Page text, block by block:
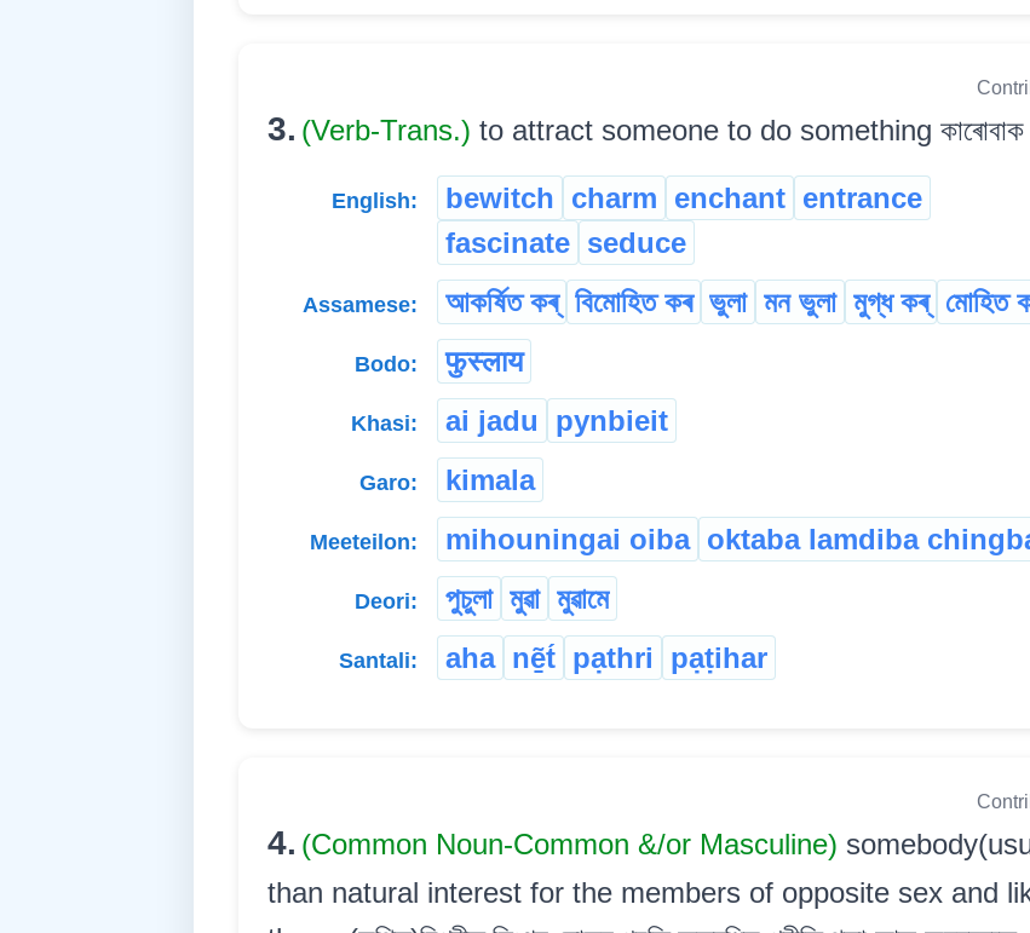
3. (Verb-Trans.) to attract someone to do something কাৰোবাক
English: bewitch charm enchant entrance
fascinate seduce
Assamese: আকৰ্ষিত কৰ্ বিমোহিত কৰ ভুলা মন ভুলা মুগ্ধ কৰ্ মোহিত
Bodo: फुस्लाय
Khasi: ai jadu pynbieit
Garo: kimala
Meeteilon: mihouningai oiba oktaba lamdiba
Deori: পুচুলা মুৱা মুৱামে
Santali: aha nẽ̱t́ pạthri pạṭihar
4. (Common Noun-Common &/or Masculine)
than natural interest for the members of opposite sex and